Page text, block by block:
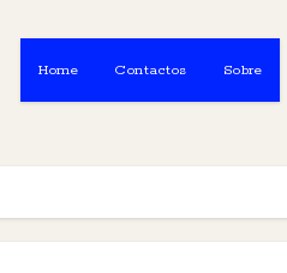
Home Contactos Sobre